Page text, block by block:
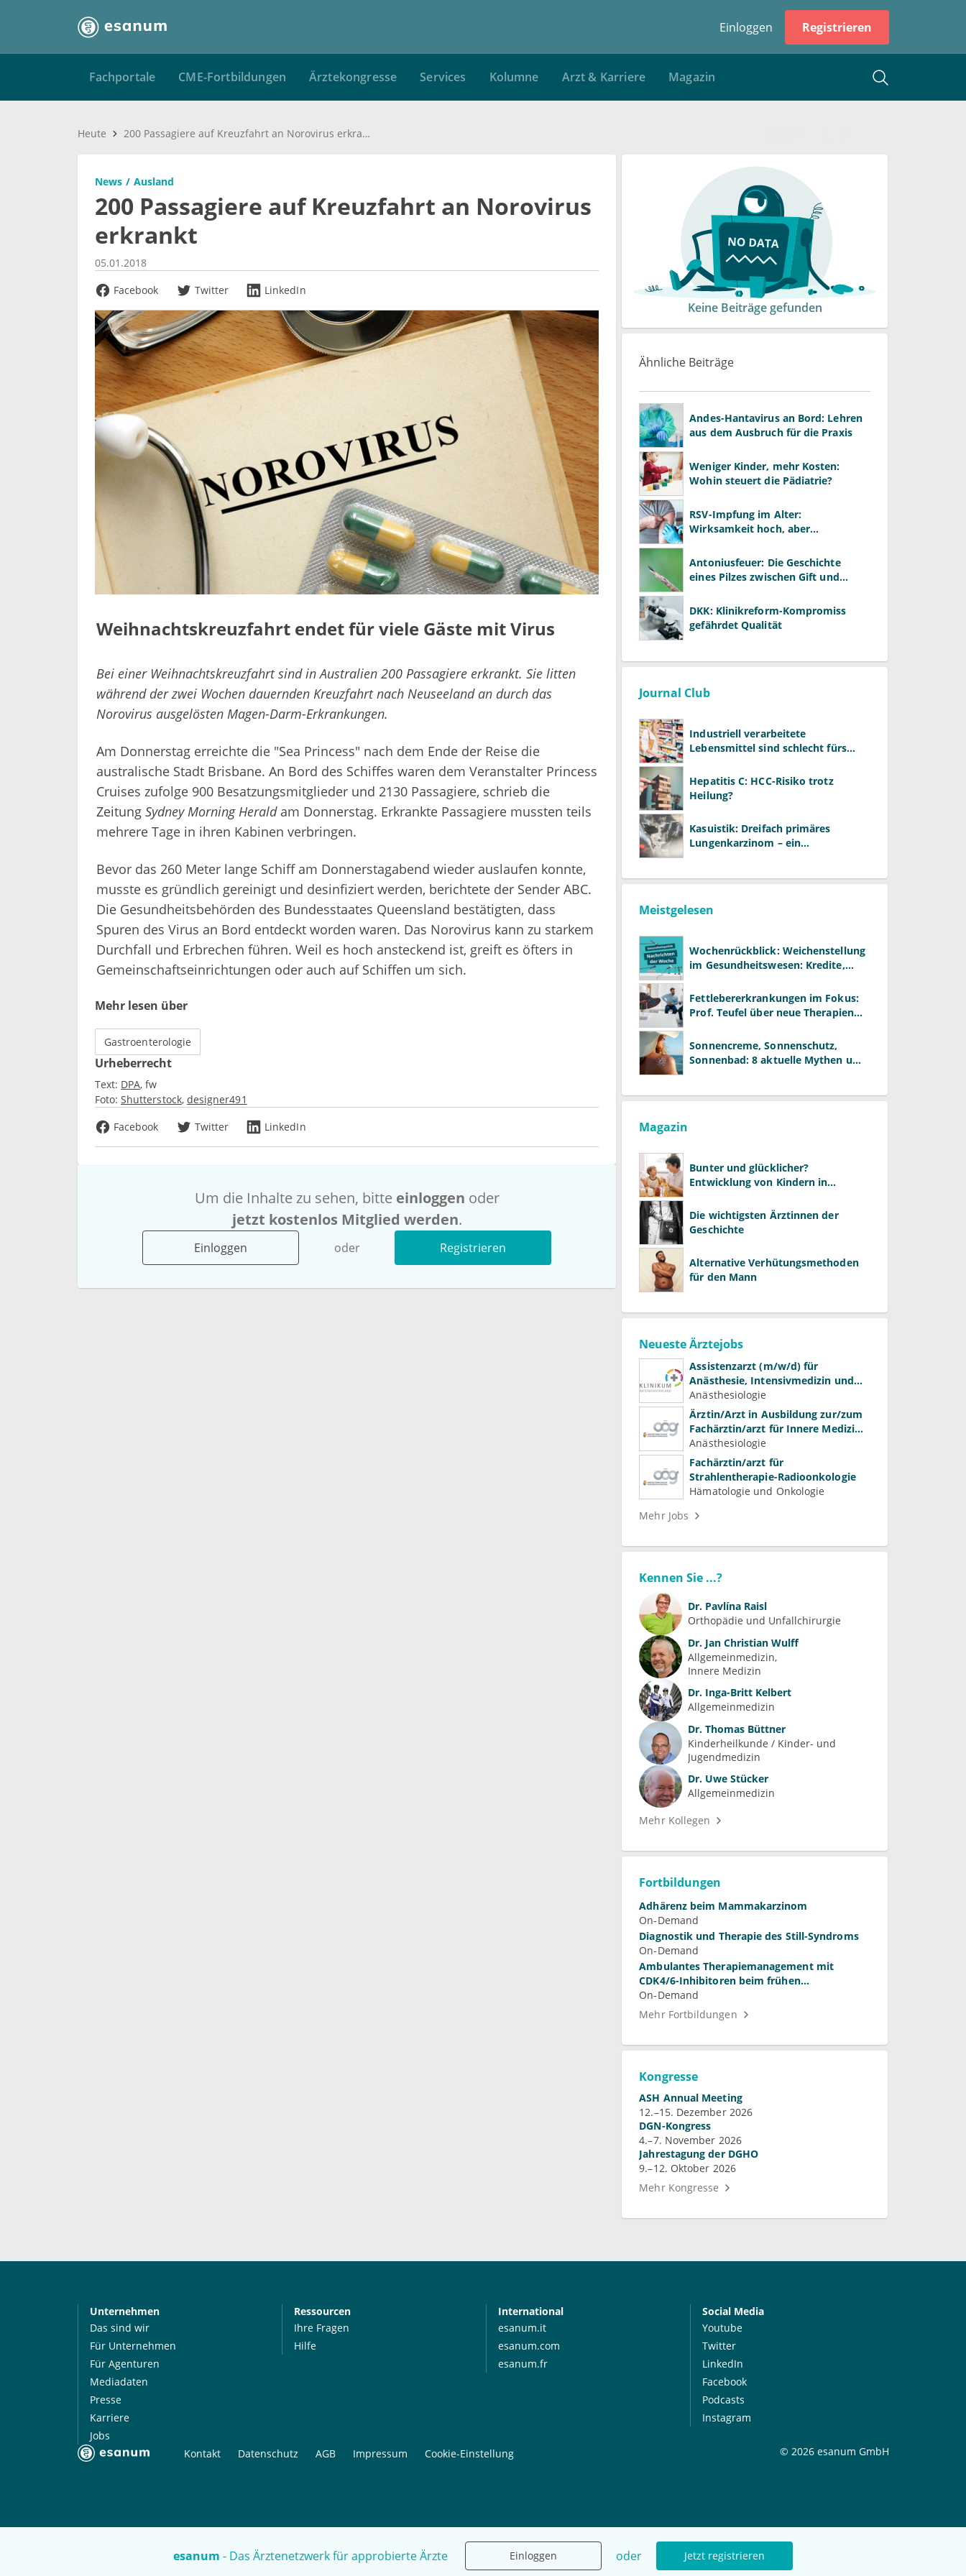
Einloggen Registrieren
Fachportale CME-Fortbildungen Ärztekongresse Services Kolumne Arzt & Karriere Magazin
Heute 200 Passagiere auf Kreuzfahrt an Norovirus erkrankt
esanum - Das Ärztenetzwerk für approbierte Ärzte Einloggen oder Jetzt registrieren
News Ausland
200 Passagiere auf Kreuzfahrt an Norovirus
erkrankt
05.01.2018
Facebook
Twitter LinkedIn
Weihnachtskreuzfahrt endet für viele Gäste mit Virus
Bei einer Weihnachtskreuzfahrt sind in Australien 200 Passagiere erkrankt. Sie litten
während der zwei Wochen dauernden Kreuzfahrt nach Neuseeland an durch das
Norovirus ausgelösten Magen-Darm-Erkrankungen.
Am Donnerstag erreichte die "Sea Princess" nach dem Ende der Reise die
australische Stadt Brisbane. An Bord des Schiffes waren dem Veranstalter Princess
Cruises zufolge 900 Besatzungsmitglieder und 2130 Passagiere, schrieb die
Zeitung Sydney Morning Heraldam Donnerstag. Erkrankte Passagiere mussten teils
mehrere Tage in ihren Kabinen verbringen.
Bevor das 260 Meter lange Schiff am Donnerstagabend wieder auslaufen konnte,
musste es gründlich gereinigt und desinfiziert werden, berichtete der Sender ABC.
Die Gesundheitsbehörden des Bundesstaates Queensland bestätigten, dass
Spuren des Virus an Bord entdeckt worden waren. Das Norovirus kann zu starkem
Durchfall und Erbrechen führen. Weil es hoch ansteckend ist, greift es öfters in
Gemeinschaftseinrichtungen oder auch auf Schiffen um sich.
Mehr lesen über
Gastroenterologie
Urheberrecht
Text: DPA fw
Foto: Shutterstock designer491
Facebook
Twitter LinkedIn
Um die Inhalte zu sehen, bitte einloggen oder
jetzt kostenlos Mitglied werden.
Einloggen oder Registrieren
Keine Beiträge gefunden
Ähnliche Beiträge
Andes-Hantavirus an Bord: Lehren
aus dem Ausbruch für die Praxis
Weniger Kinder, mehr Kosten:
Wohin steuert die Pädiatrie?
RSV-Impfung im Alter:
Wirksamkeit hoch, aber
Antoniusfeuer: Die Geschichte
eines Pilzes zwischen Gift und
DKK: Klinikreform-Kompromiss
gefährdet Qualität
Journal Club
Industriell verarbeitete
Lebensmittel sind schlecht fürs
Hepatitis C: HCC-Risiko trotz
Heilung?
Kasuistik: Dreifach primäres
Lungenkarzinom – ein
Meistgelesen
Wochenrückblick: Weichenstellung
im Gesundheitswesen: Kredite,
Fettlebererkrankungen im Fokus:
Prof. Teufel über neue Therapien
Sonnencreme, Sonnenschutz,
Sonnenbad: 8 aktuelle Mythen und
Magazin
Bunter und glücklicher?
Entwicklung von Kindern in
Die wichtigsten Ärztinnen der
Geschichte
Alternative Verhütungsmethoden
für den Mann
Neueste Ärztejobs
Assistenzarzt (m/w/d) für
Anästhesie, Intensivmedizin und
Schmerztherapie
Anästhesiologie
Ärztin/Arzt in Ausbildung zur/zum
Fachärztin/arzt für Innere Medizin
(Kardiologie, Nephrologie,
Intensivmedizin)
Anästhesiologie
Fachärztin/arzt für
Strahlentherapie-Radioonkologie
Hämatologie und Onkologie
Mehr Jobs
Kennen Sie ...?
Dr. Pavlína Raisl
Orthopädie und Unfallchirurgie
Dr. Jan Christian Wulff
Allgemeinmedizin
Innere Medizin
Dr. Inga-Britt Kelbert
Allgemeinmedizin
Dr. Thomas Büttner
Kinderheilkunde / Kinder- und
Jugendmedizin
Dr. Uwe Stücker
Allgemeinmedizin
Mehr Kollegen
Fortbildungen
Adhärenz beim Mammakarzinom
On-Demand
Diagnostik und Therapie des Still-Syndroms
On-Demand
Ambulantes Therapiemanagement mit
CDK4/6-Inhibitoren beim frühen
Mammakarzinom
On-Demand
Mehr Fortbildungen
Kongresse
ASH Annual Meeting
12.–15. Dezember 2026
DGN-Kongress
4.–7. November 2026
Jahrestagung der DGHO
9.–12. Oktober 2026
Mehr Kongresse
Unternehmen
Das sind wir
Für Unternehmen
Für Agenturen
Mediadaten
Presse
Karriere
Jobs
Ressourcen
Ihre Fragen
Hilfe
International
esanum.it
esanum.com
esanum.fr
Social Media
Youtube
Twitter
LinkedIn
Facebook
Podcasts
Instagram
Kontakt Datenschutz AGB Impressum Cookie-Einstellung © 2026 esanum GmbH